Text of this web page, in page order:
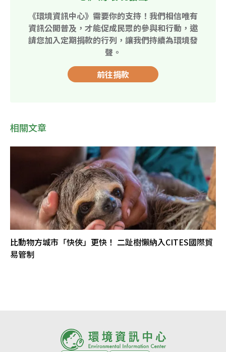
《環境資訊中心》需要你的支持！我們相信唯有
資訊公開普及，才能促成民眾的參與和行動，邀
請您加入定期捐款的行列，讓我們持續為環境發
聲。
前往捐款
相關文章
比動物方城市「快俠」更快！ 二趾樹懶納入CITES國際貿
易管制